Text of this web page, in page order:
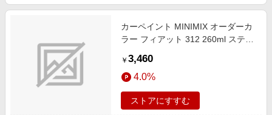
カーペイント MINIMIX オーダーカ
ラー フィアット 312 260ml ステル
￥ 3,460
4.0%
ストアにすすむ